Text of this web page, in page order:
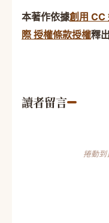
本著作依據創用 CC
際 授權條款授權釋
讀者留言
捲動